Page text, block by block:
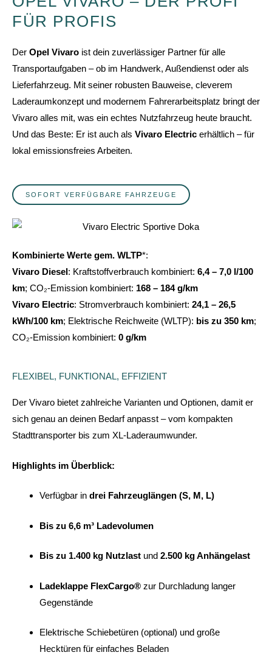
FÜR PROFIS
Der Opel Vivaro ist dein zuverlässiger Partner für alle
Transportaufgaben – ob im Handwerk, Außendienst oder als
Lieferfahrzeug. Mit seiner robusten Bauweise, cleverem
Laderaumkonzept und modernem Fahrerarbeitsplatz bringt der
Vivaro alles mit, was ein echtes Nutzfahrzeug heute braucht.
Und das Beste: Er ist auch als Vivaro Electric erhältlich – für
lokal emissionsfreies Arbeiten.
SOFORT VERFÜGBARE FAHRZEUGE
Kombinierte Werte gem. WLTP*:
Vivaro Diesel: Kraftstoffverbrauch kombiniert: 6,4 – 7,0 l/100
km; CO₂-Emission kombiniert: 168 – 184 g/km
Vivaro Electric: Stromverbrauch kombiniert: 24,1 – 26,5
kWh/100 km; Elektrische Reichweite (WLTP): bis zu 350 km;
CO₂-Emission kombiniert: 0 g/km
FLEXIBEL, FUNKTIONAL, EFFIZIENT
Der Vivaro bietet zahlreiche Varianten und Optionen, damit er
sich genau an deinen Bedarf anpasst – vom kompakten
Stadttransporter bis zum XL-Laderaumwunder.
Highlights im Überblick:
Verfügbar in drei Fahrzeuglängen (S, M, L)
Bis zu 6,6 m³ Ladevolumen
Bis zu 1.400 kg Nutzlast und 2.500 kg Anhängelast
Ladeklappe FlexCargo® zur Durchladung langer
Gegenstände
Elektrische Schiebetüren (optional) und große
Hecktüren für einfaches Beladen